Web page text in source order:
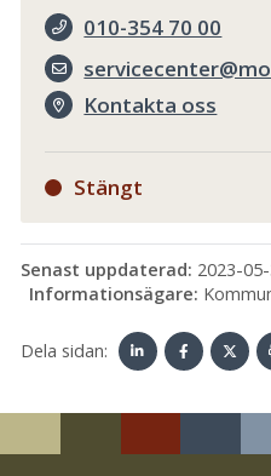
010-354 70 00
Kontakta oss
Stängt
Senast uppdaterad: 2023-
Informationsägare:
Dela sidan: